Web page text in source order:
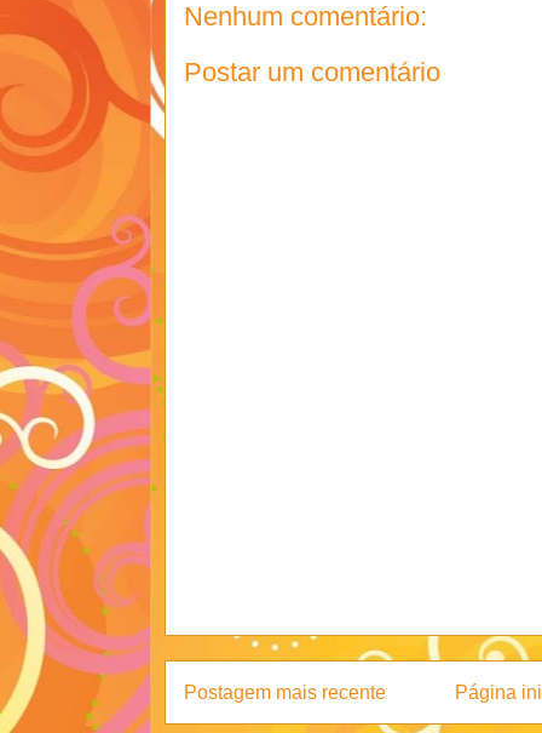
Nenhum comentário:
Postar um comentário
Postagem mais recente Página